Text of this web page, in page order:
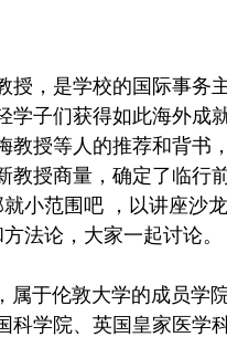
授，是学校的国际事务
学子们获得如此海外成
教授等人的推荐和背书
授商量，确定了临行
小范围吧 ，以讲座沙
法论，大家一起讨论。
属于伦敦大学的成员学
学院、英国皇家医学